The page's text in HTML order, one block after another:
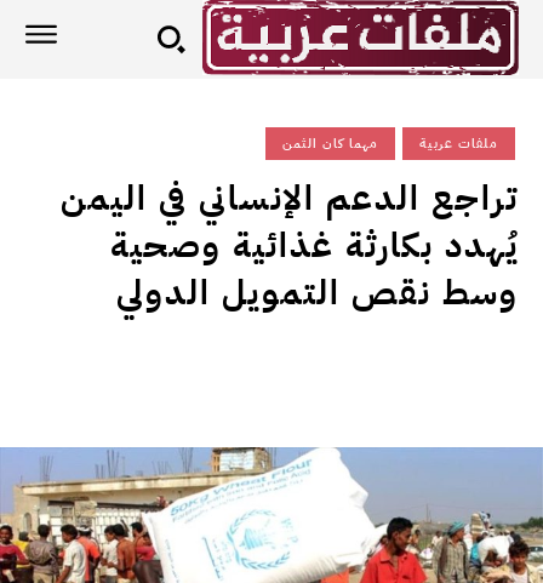
ملفات عربية مهما كان الثمن
تراجع الدعم الإنساني في اليمن
يُهدد بكارثة غذائية وصحية
وسط نقص التمويل الدولي